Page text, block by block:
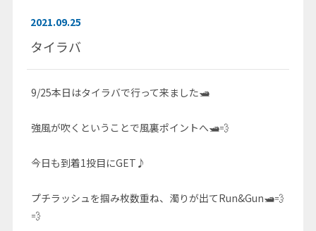
2021.09.25
タイラバ
9/25本日はタイラバで行って来ました🛥
強風が吹くということで風裏ポイントへ🛥💨
今日も到着1投目にGET♪
プチラッシュを掴み枚数重ね、濁りが出てRun&Gun🛥💨
💨